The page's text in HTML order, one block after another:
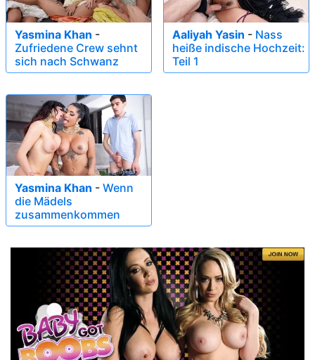
Yasmina Khan -
Zufriedene Crew sehnt
sich nach Schwanz
Aaliyah Yasin - Nass
heiße indische Hochzeit:
Teil 1
Yasmina Khan - Wenn
die Mädels
zusammenkommen